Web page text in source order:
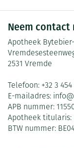
Neem contact
Apotheek
2531 Vremde
Telefoon: +32 3
E-mailadres: info@
APB nummer:
Apotheek titularis:
BTW nummer: